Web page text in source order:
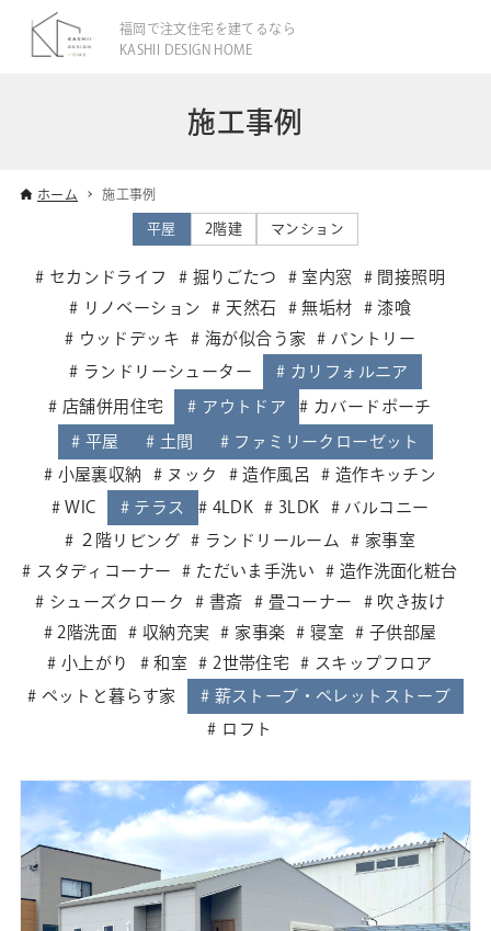
福岡で注文住宅を建てるなら
KASHII DESIGN HOME
施工事例
ホーム 施工事例
平屋 2階建 マンション
セカンドライフ 掘りごたつ 室内窓
間接照明
リノベーション
天然石 無垢材
漆喰
ウッドデッキ
海が似合う家
パントリー
ランドリーシューター
カリフォルニア
店舗併用住宅 アウトドア カバードポーチ
平屋 土間
ファミリークローゼット
小屋裏収納
ヌック 造作風呂
造作キッチン
WIC
テラス 4LDK 3LDK
バルコニー
２階リビング
ランドリールーム
家事室
スタディコーナー
ただいま手洗い
造作洗面化粧台
シューズクローク
書斎 畳コーナー
吹き抜け
2階洗面
収納充実 家事楽 寝室
子供部屋
小上がり
和室 2世帯住宅
スキップフロア
ペットと暮らす家
薪ストーブ・ペレットストーブ
ロフト